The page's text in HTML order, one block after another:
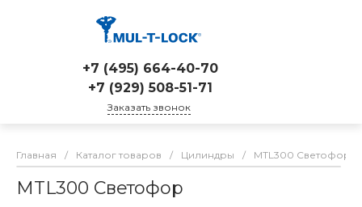
+7 (495) 664-40-70
+7 (929) 508-51-71
Заказать звонок
Главная / Каталог товаров / Цилиндры / MTL300 Светофор
MTL300 Светофор